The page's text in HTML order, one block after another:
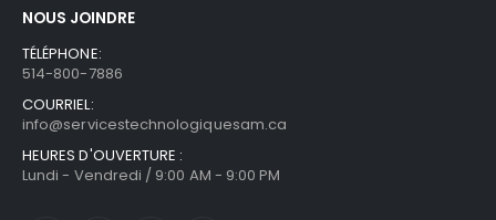
NOUS JOINDRE
TÉLÉPHONE:
514-800-7886
COURRIEL:
info@servicestechnologiquesam.ca
HEURES D'OUVERTURE :
Lundi - Vendredi / 9:00 AM - 9:00 PM